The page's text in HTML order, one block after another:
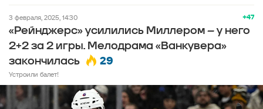
+47
3 февраля, 2025, 14:30
«Рейнджерс» усилились Миллером – у него
2+2 за 2 игры. Мелодрама «Ванкувера»
закончилась
29
Устроили балет!